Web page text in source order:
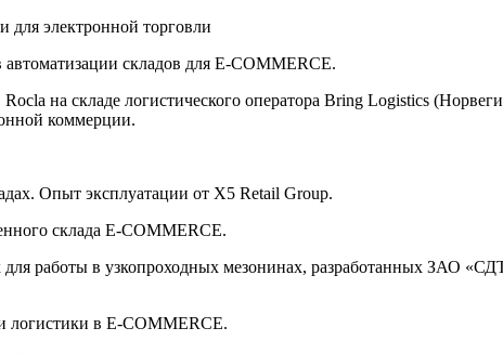
для электронной торговли
складов для E-COMMERCE.
на складе логистического оператора Bring Logistics
коммерции.
Опыт эксплуатации от X5 Retail Group.
склада E-COMMERCE.
работы в узкопроходных мезонинах, разработанных ЗАО
логистики в E-COMMERCE.